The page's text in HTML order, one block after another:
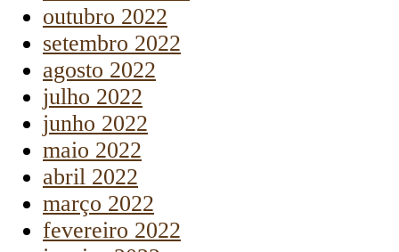
outubro 2022
setembro 2022
agosto 2022
julho 2022
junho 2022
maio 2022
abril 2022
março 2022
fevereiro 2022